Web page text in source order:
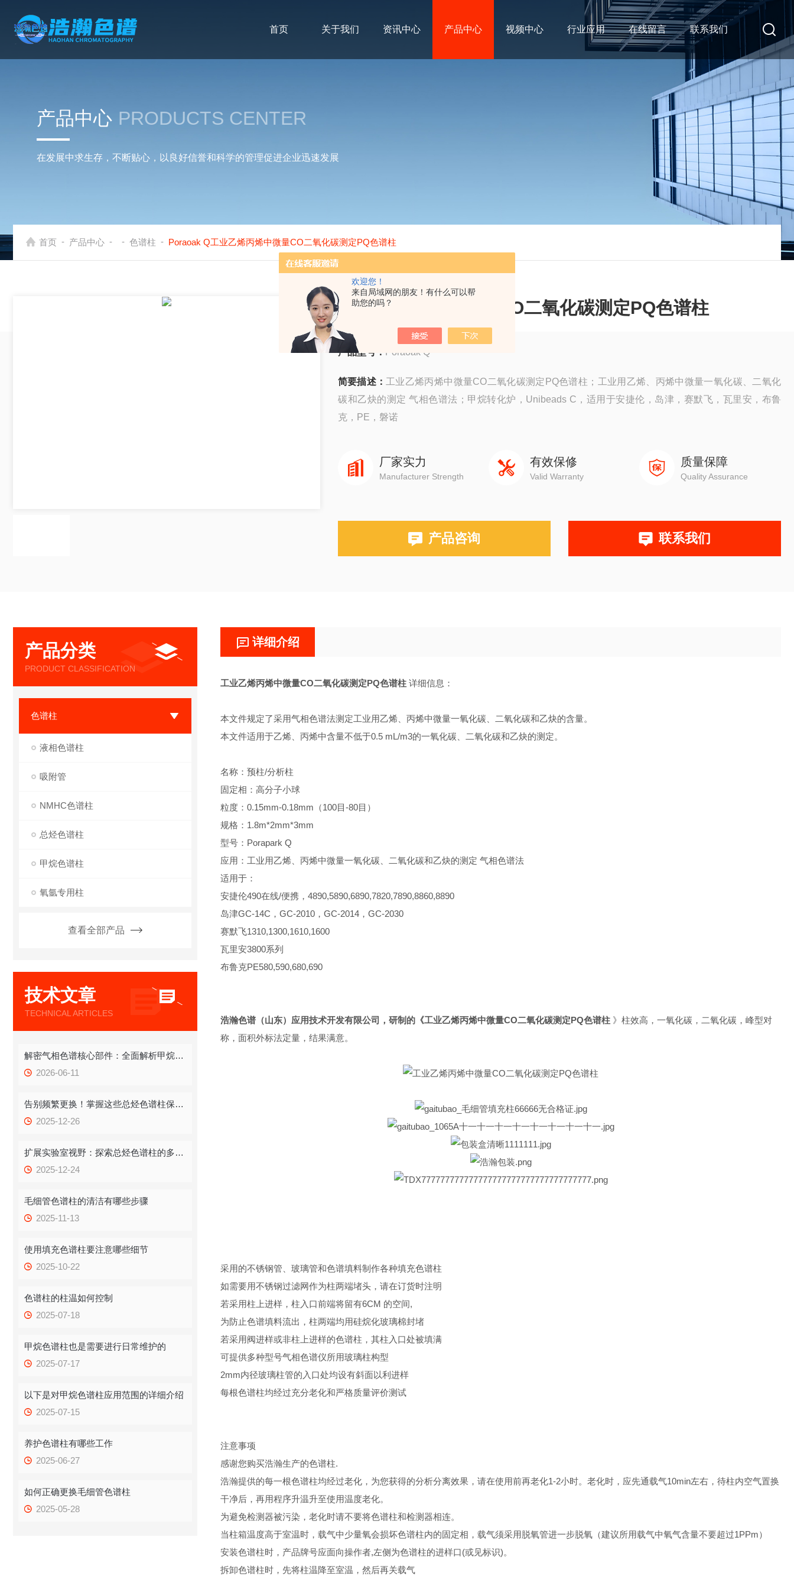
欢迎您！
来自局域网的朋友！有什么可以帮
助您的吗？
首页 关于我们 资讯中心 产品中心 视频中心 行业应用 在线留言 联系我们
产品中心 PRODUCTS CENTER
在发展中求生存，不断贴心，以良好信誉和科学的管理促进企业迅速发展
首页 - 产品中心 - - 色谱柱 - Poraoak Q工业乙烯丙烯中微量CO二氧化碳测定PQ色谱柱
工业乙烯丙烯中微量CO二氧化碳测定PQ色谱柱
产品型号： Poraoak Q
简要描述： 工业乙烯丙烯中微量CO二氧化碳测定PQ色谱柱；工业用乙烯、丙烯中微量一氧化碳、二氧化
碳和乙炔的测定 气相色谱法；甲烷转化炉，Unibeads C，适用于安捷伦，岛津，赛默飞，瓦里安，布鲁
克，PE，磐诺
厂家实力
Manufacturer Strength
有效保修
Valid Warranty
质量保障
Quality Assurance
产品咨询 联系我们
产品分类
PRODUCT CLASSIFICATION
色谱柱
液相色谱柱
吸附管
NMHC色谱柱
总烃色谱柱
甲烷色谱柱
氧氩专用柱
查看全部产品
技术文章
TECHNICAL ARTICLES
解密气相色谱核心部件：全面解析甲烷色谱柱
2026-06-11
告别频繁更换！掌握这些总烃色谱柱保存技巧，提升效率！
2025-12-26
扩展实验室视野：探索总烃色谱柱的多重应用
2025-12-24
毛细管色谱柱的清洁有哪些步骤
2025-11-13
使用填充色谱柱要注意哪些细节
2025-10-22
色谱柱的柱温如何控制
2025-07-18
甲烷色谱柱也是需要进行日常维护的
2025-07-17
以下是对甲烷色谱柱应用范围的详细介绍
2025-07-15
养护色谱柱有哪些工作
2025-06-27
如何正确更换毛细管色谱柱
2025-05-28
详细介绍
工业乙烯丙烯中微量CO二氧化碳测定PQ色谱柱 详细信息：
本文件规定了采用气相色谱法测定工业用乙烯、丙烯中微量一氧化碳、二氧化碳和乙炔的含量。
本文件适用于乙烯、丙烯中含量不低于0.5 mL/m3的一氧化碳、二氧化碳和乙炔的测定。
名称：预柱/分析柱
固定相：高分子小球
粒度：0.15mm-0.18mm（100目-80目）
规格：1.8m*2mm*3mm
型号：Porapark Q
应用： 工业用乙烯、丙烯中微量一氧化碳、二氧化碳和乙炔的测定 气相色谱法
适用于：
安捷伦490在线/便携，4890,5890,6890,7820,7890,8860,8890
岛津GC-14C，GC-2010，GC-2014，GC-2030
赛默飞1310,1300,1610,1600
瓦里安3800系列
布鲁克PE580,590,680,690
浩瀚色谱（山东）应用技术开发有限公司，研制的《工业乙烯丙烯中微量CO二氧化碳测定PQ色谱柱 》柱效高，一氧化碳，二氧化碳，峰型对
称，面积外标法定量，结果满意。
采用的不锈钢管、玻璃管和色谱填料制作各种填充色谱柱
如需要用不锈钢过滤网作为柱两端堵头，请在订货时注明
若采用柱上进样，柱入口前端将留有6CM 的空间,
为防止色谱填料流出，柱两端均用硅烷化玻璃棉封堵
若采用阀进样或非柱上进样的色谱柱，其柱入口处被填满
可提供多种型号气相色谱仪所用玻璃柱构型
2mm内径玻璃柱管的入口处均设有斜面以利进样
每根色谱柱均经过充分老化和严格质量评价测试
注意事项
感谢您购买浩瀚生产的色谱柱.
浩瀚提供的每一根色谱柱均经过老化，为您获得的分析分离效果，请在使用前再老化1-2小时。老化时，应先通载气10min左右，待柱内空气置换
干净后，再用程序升温升至使用温度老化。
为避免检测器被污染，老化时请不要将色谱柱和检测器相连。
当柱箱温度高于室温时，载气中少量氧会损坏色谱柱内的固定相，载气须采用脱氧管进一步脱氧（建议所用载气中氧气含量不要超过1PPm）
安装色谱柱时，产品牌号应面向操作者,左侧为色谱柱的进样口(或见标识)。
拆卸色谱柱时，先将柱温降至室温，然后再关载气